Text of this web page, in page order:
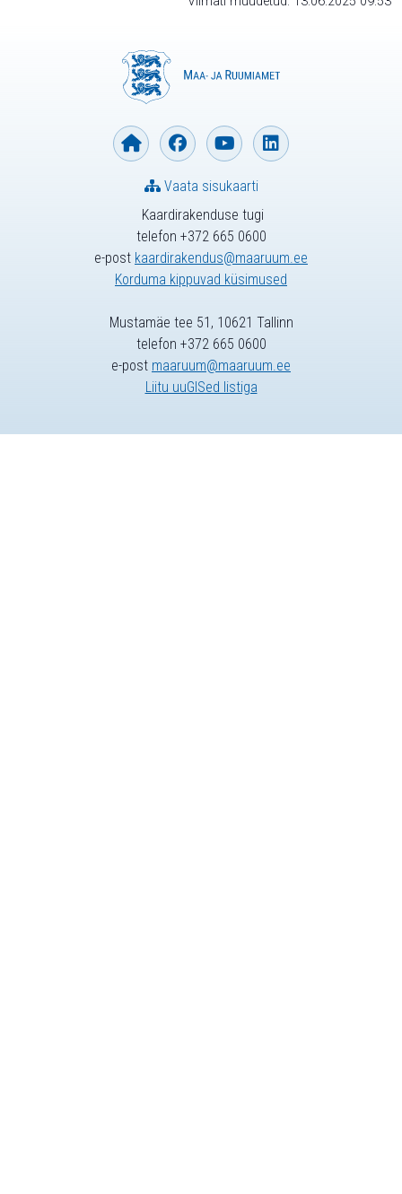
Kaardirakenduse tugi
telefon +372 665 0600
e-post kaardirakendus@maaruum.ee
Korduma kippuvad küsimused
Vaata sisukaarti
Mustamäe tee 51, 10621 Tallinn
telefon +372 665 0600
e-post maaruum@maaruum.ee
Liitu uuGISed listiga